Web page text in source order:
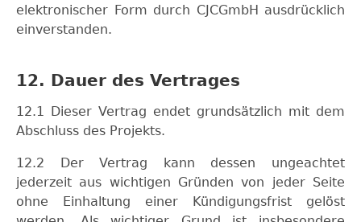
elektronischer Form durch CJCGmbH ausdrücklich
einverstanden.
12. Dauer des Vertrages
12.1 Dieser Vertrag endet grundsätzlich mit dem
Abschluss des Projekts.
12.2 Der Vertrag kann dessen ungeachtet
jederzeit aus wichtigen Gründen von jeder Seite
ohne Einhaltung einer Kündigungsfrist gelöst